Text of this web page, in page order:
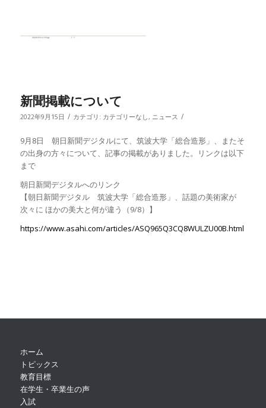
新聞掲載について
2022年9月15日 / カテゴリ: カテゴリーなし, ニュース /
9月8日 朝日新聞デジタルにて、筑波大学「総合造形」、またそ
の出身の方々について、記事の掲載がありました。リンクは以下
まで
朝日新聞デジタルへのリンク
【朝日新聞デジタル 筑波大学「総合造形」、話題の美術家が
次々に ほかの美大と何が違う（9/8）】
https://www.asahi.com/articles/ASQ965Q3CQ8WULZU00B.html
ホーム
トピックス
教育目標
在学生・卒業生の声
入試